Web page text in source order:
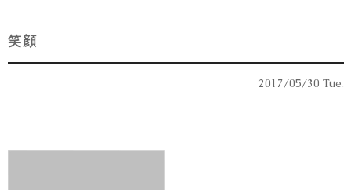
笑顔
2017/05/30 Tue.